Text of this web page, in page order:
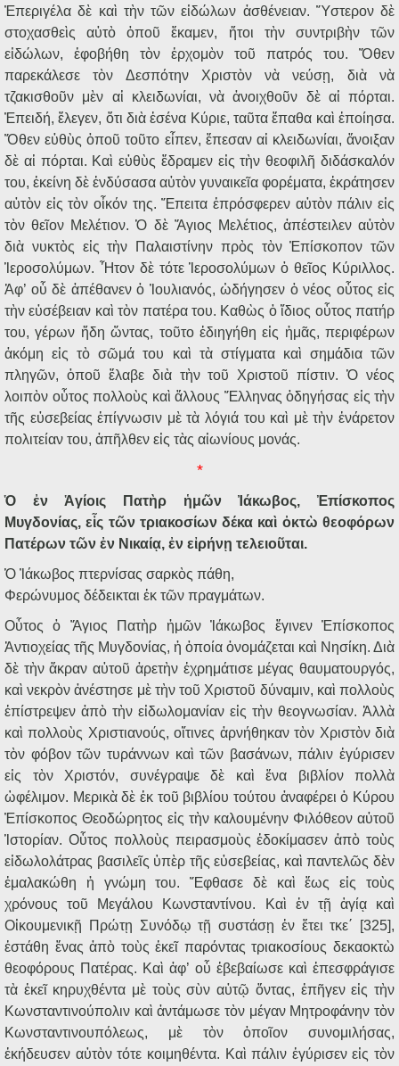
Ἐπεριγέλα δὲ καὶ τὴν τῶν εἰδώλων ἀσθένειαν. Ὕστερον δὲ
στοχασθεὶς αὐτὸ ὁποῦ ἔκαμεν, ἤτοι τὴν συντριβὴν τῶν
εἰδώλων, ἐφοβήθη τὸν ἐρχομὸν τοῦ πατρός του. Ὅθεν
παρεκάλεσε τὸν Δεσπότην Χριστὸν νὰ νεύσῃ, διὰ νὰ
τζακισθοῦν μὲν αἱ κλειδωνίαι, νὰ ἀνοιχθοῦν δὲ αἱ πόρται.
Ἐπειδή, ἔλεγεν, ὅτι διὰ ἐσένα Κύριε, ταῦτα ἔπαθα καὶ ἐποίησα.
Ὅθεν εὐθὺς ὁποῦ τοῦτο εἶπεν, ἔπεσαν αἱ κλειδωνίαι, ἄνοιξαν
δὲ αἱ πόρται. Καὶ εὐθὺς ἔδραμεν εἰς τὴν θεοφιλῆ διδάσκαλόν
του, ἐκείνη δὲ ἐνδύσασα αὐτὸν γυναικεῖα φορέματα, ἐκράτησεν
αὐτὸν εἰς τὸν οἶκόν της. Ἔπειτα ἐπρόσφερεν αὐτὸν πάλιν εἰς
τὸν θεῖον Μελέτιον. Ὁ δὲ Ἅγιος Μελέτιος, ἀπέστειλεν αὐτὸν
διὰ νυκτὸς εἰς τὴν Παλαιστίνην πρὸς τὸν Ἐπίσκοπον τῶν
Ἱεροσολύμων. Ἦτον δὲ τότε Ἱεροσολύμων ὁ θεῖος Κύριλλος.
Ἀφ’ οὗ δὲ ἀπέθανεν ὁ Ἰουλιανός, ὡδήγησεν ὁ νέος οὗτος εἰς
τὴν εὐσέβειαν καὶ τὸν πατέρα του. Καθὼς ὁ ἴδιος οὗτος πατήρ
του, γέρων ἤδη ὤντας, τοῦτο ἐδιηγήθη εἰς ἡμᾶς, περιφέρων
ἀκόμη εἰς τὸ σῶμά του καὶ τὰ στίγματα καὶ σημάδια τῶν
πληγῶν, ὁποῦ ἔλαβε διὰ τὴν τοῦ Χριστοῦ πίστιν. Ὁ νέος
λοιπὸν οὗτος πολλοὺς καὶ ἄλλους Ἕλληνας ὁδηγήσας εἰς τὴν
τῆς εὐσεβείας ἐπίγνωσιν μὲ τὰ λόγιά του καὶ μὲ τὴν ἐνάρετον
πολιτείαν του, ἀπῆλθεν εἰς τὰς αἰωνίους μονάς.
*
Ὁ ἐν Ἁγίοις Πατὴρ ἡμῶν Ἰάκωβος, Ἐπίσκοπος
Μυγδονίας, εἷς τῶν τριακοσίων δέκα καὶ ὀκτὼ θεοφόρων
Πατέρων τῶν ἐν Νικαίᾳ, ἐν εἰρήνῃ τελειοῦται.
Ὁ Ἰάκωβος πτερνίσας σαρκὸς πάθη,
Φερώνυμος δέδεικται ἐκ τῶν πραγμάτων.
Οὗτος ὁ Ἅγιος Πατὴρ ἡμῶν Ἰάκωβος ἔγινεν Ἐπίσκοπος
Ἀντιοχείας τῆς Μυγδονίας, ἡ ὁποία ὀνομάζεται καὶ Νησίκη. Διὰ
δὲ τὴν ἄκραν αὐτοῦ ἀρετὴν ἐχρημάτισε μέγας θαυματουργός,
καὶ νεκρὸν ἀνέστησε μὲ τὴν τοῦ Χριστοῦ δύναμιν, καὶ πολλοὺς
ἐπίστρεψεν ἀπὸ τὴν εἰδωλομανίαν εἰς τὴν θεογνωσίαν. Ἀλλὰ
καὶ πολλοὺς Χριστιανούς, οἵτινες ἀρνήθηκαν τὸν Χριστὸν διὰ
τὸν φόβον τῶν τυράννων καὶ τῶν βασάνων, πάλιν ἐγύρισεν
εἰς τὸν Χριστόν, συνέγραψε δὲ καὶ ἕνα βιβλίον πολλὰ
ὠφέλιμον. Μερικὰ δὲ ἐκ τοῦ βιβλίου τούτου ἀναφέρει ὁ Κύρου
Ἐπίσκοπος Θεοδώρητος εἰς τὴν καλουμένην Φιλόθεον αὐτοῦ
Ἱστορίαν. Οὗτος πολλοὺς πειρασμοὺς ἐδοκίμασεν ἀπὸ τοὺς
εἰδωλολάτρας βασιλεῖς ὑπὲρ τῆς εὐσεβείας, καὶ παντελῶς δὲν
ἐμαλακώθη ἡ γνώμη του. Ἔφθασε δὲ καὶ ἕως εἰς τοὺς
χρόνους τοῦ Μεγάλου Κωνσταντίνου. Καὶ ἐν τῇ ἁγίᾳ καὶ
Οἰκουμενικῇ Πρώτῃ Συνόδῳ τῇ συστάσῃ ἐν ἔτει τκε΄ [325],
ἐστάθη ἕνας ἀπὸ τοὺς ἐκεῖ παρόντας τριακοσίους δεκαοκτὼ
θεοφόρους Πατέρας. Καὶ ἀφ’ οὗ ἐβεβαίωσε καὶ ἐπεσφράγισε
τὰ ἐκεῖ κηρυχθέντα μὲ τοὺς σὺν αὐτῷ ὄντας, ἐπῆγεν εἰς τὴν
Κωνσταντινούπολιν καὶ ἀντάμωσε τὸν μέγαν Μητροφάνην τὸν
Κωνσταντινουπόλεως, μὲ τὸν ὁποῖον συνομιλήσας,
ἐκήδευσεν αὐτὸν τότε κοιμηθέντα. Καὶ πάλιν ἐγύρισεν εἰς τὸν